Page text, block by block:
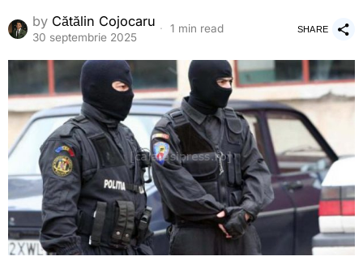
by Cătălin Cojocaru
30 septembrie 2025
1 min read SHARE